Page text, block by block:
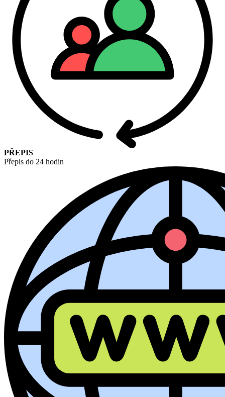
PŘEPIS
Přepis do 24 hodin